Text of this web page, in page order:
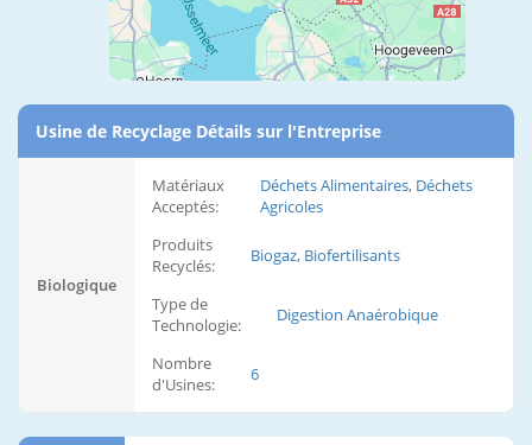
Usine de Recyclage Détails sur l'Entreprise
Biologique
Matériaux
Acceptés:
Déchets Alimentaires, Déchets
Agricoles
Produits
Recyclés:
Biogaz, Biofertilisants
Type de
Technologie:
Digestion Anaérobique
Nombre
d'Usines:
6